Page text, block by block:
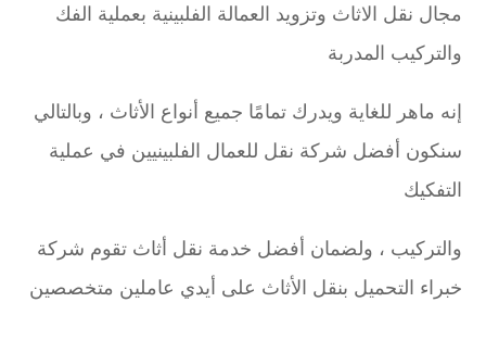
مجال نقل الاثاث وتزويد العمالة الفلبينية بعملية الفك
والتركيب المدربة
إنه ماهر للغاية ويدرك تمامًا جميع أنواع الأثاث ، وبالتالي
سنكون أفضل شركة نقل للعمال الفلبينيين في عملية
التفكيك
والتركيب ، ولضمان أفضل خدمة نقل أثاث تقوم شركة
خبراء التحميل بنقل الأثاث على أيدي عاملين متخصصين